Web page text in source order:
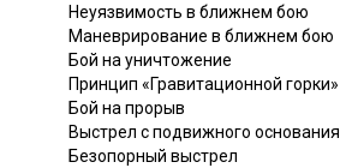
Неуязвимость в ближнем бою
Маневрирование в ближнем бою
Бой на уничтожение
Принцип «Гравитационной горки»
Бой на прорыв
Выстрел с подвижного основания
Безопорный выстрел